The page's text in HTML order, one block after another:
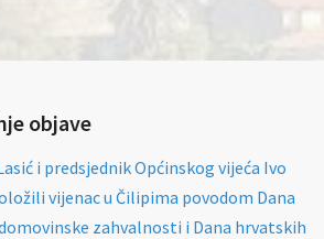
objave
i predsjednik Općinskog vijeća Ivo
vijenac u Čilipima povodom Dana
zahvalnosti i Dana hrvatskih